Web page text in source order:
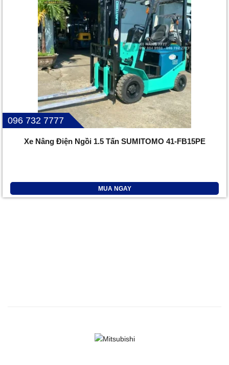
096 732 7777
Xe Nâng Điện Ngồi 1.5 Tấn SUMITOMO 41-FB15PE
MUA NGAY